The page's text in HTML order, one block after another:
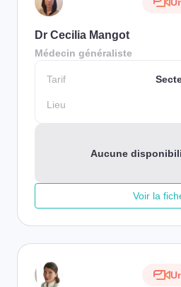
Dr Cecilia Mangot
Médecin généraliste
Tarif
Lieu
Aucune
Voir la